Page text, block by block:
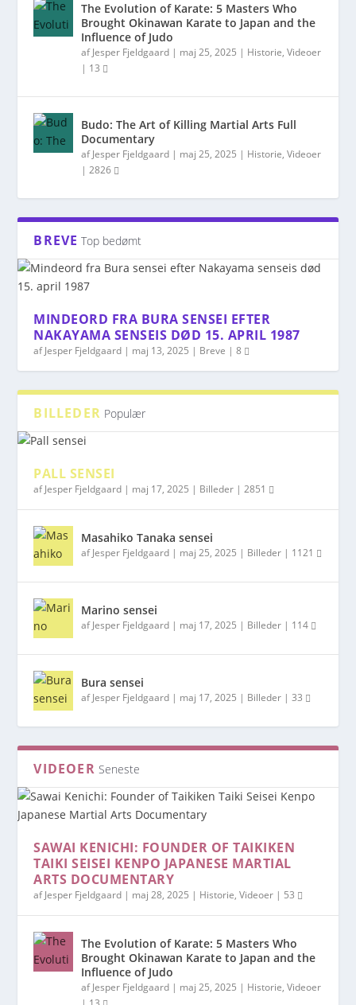
The Evolution of Karate: 5 Masters Who
Brought Okinawan Karate to Japan and the
Influence of Judo
afJesper Fjeldgaard | maj 25, 2025 | Historie,Videoer
| 13
Budo: The Art of Killing Martial Arts Full
Documentary
afJesper Fjeldgaard | maj 25, 2025 | Historie,Videoer
|2826
BREVE Top bedømt
MINDEORD FRA BURA SENSEI EFTER
NAKAYAMA SENSEIS DØD 15. APRIL 1987
afJesper Fjeldgaard | maj 13, 2025 | Breve |8
BILLEDER Populær
PALL SENSEI
afJesper Fjeldgaard | maj 17, 2025 | Billeder |2851
Masahiko Tanaka sensei
afJesper Fjeldgaard | maj 25, 2025 | Billeder | 1121
Marino sensei
afJesper Fjeldgaard | maj 17, 2025 | Billeder | 114
Bura sensei
afJesper Fjeldgaard | maj 17, 2025 | Billeder |33
VIDEOER Seneste
SAWAI KENICHI: FOUNDER OF TAIKIKEN
TAIKI SEISEI KENPO JAPANESE MARTIAL
ARTS DOCUMENTARY
afJesper Fjeldgaard | maj 28, 2025 | Historie,Videoer | 53
The Evolution of Karate: 5 Masters Who
Brought Okinawan Karate to Japan and the
Influence of Judo
afJesper Fjeldgaard | maj 25, 2025 | Historie,Videoer